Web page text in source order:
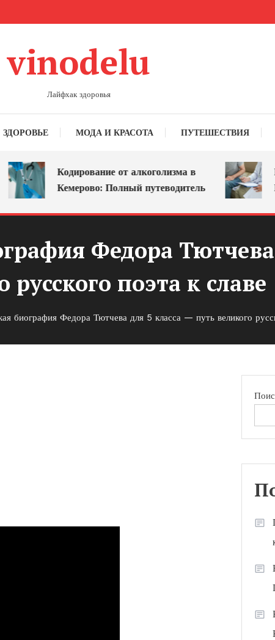
vinodelu
Лайфхак здоровья
ЗДОРОВЬЕ МОДА И КРАСОТА ПУТЕШЕСТВИЯ
Кодирование от алкоголизма в
Кемерово: Полный путеводитель
Федора
русского поэта к славе
биография Федора Тютчева для 5 класса — путь великого